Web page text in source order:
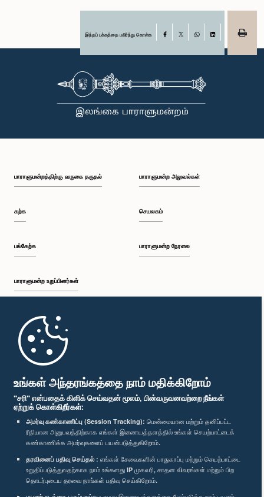
உங்கள் அந்தரங்கத்தை நாம் மதிக்கிறோம்
"சரி" என்பதைக் கிளிக் செய்வதன் மூலம், பின்வருவனவற்றை நீங்கள்
ஏற்றுக் கொள்கிறீர்கள்:
அமர்வு கண்காணிப்பு (Session Tracking): மென்மையான மற்றும் தனிப்பட்ட
ரீதியான அனுபவத்திற்காக எங்கள் இணையத்தளத்தில் உங்கள் செயற்பாட்டைக்
கண்காணிக்க அமர்வுகளைப் பயன்படுத்துகிறோம்.
தரவினைப் பதிவு செய்தல் : எங்கள் சேவைகளின் பாதுகாப்பு மற்றும் செயற்பாட்டை
உறுதிப்படுத்துவதற்காக நாம் உங்களது IP முகவரி, சாதன விவரங்கள் மற்றும் பிற
தொடர்புடைய தரவை நாங்கள் பதிவு செய்கிறோம்.
இந்தப் பக்கத்தை பகிர்ந்து கொள்க Facebook
பாராளுமன்றத்திற்கு வருகை தருதல்
கற்க
பங்கேற்க
பாராளுமன்ற உறுப்பினர்கள்
முதற்பக்கம்
பாராளுமன்ற அலுவல்கள்
செயலகம்
பாராளுமன்ற நேரலை
பாராளுமன்ற கையடக்க செயலி
எம்மை பின்தொடர்க :
விருதுகள்